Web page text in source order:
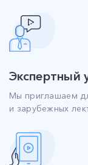
Экспертный
Мы приглашаем
и зарубежных